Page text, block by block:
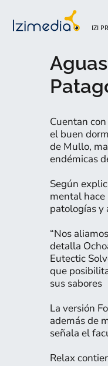
IZI
Cuentan
el buen
de Mullo,
endémicas
Según
mental
patologías y
“Nos
detalla
Eutectic
que
sus sabores
La versión
además de
señala el
Relax